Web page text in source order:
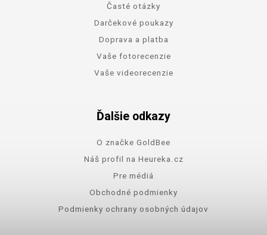
Časté otázky
Darčekové poukazy
Doprava a platba
Vaše fotorecenzie
Vaše videorecenzie
Ďalšie odkazy
O značke GoldBee
Náš profil na Heureka.cz
Pre médiá
Obchodné podmienky
Podmienky ochrany osobných údajov